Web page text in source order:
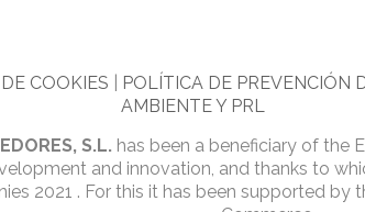
COOKIES POLÍTICA DE PREVENCIÓN
AMBIENTE Y PRL
S.L. has been a beneficiary of the
and innovation, and thanks to
2021 . For this it has been supported